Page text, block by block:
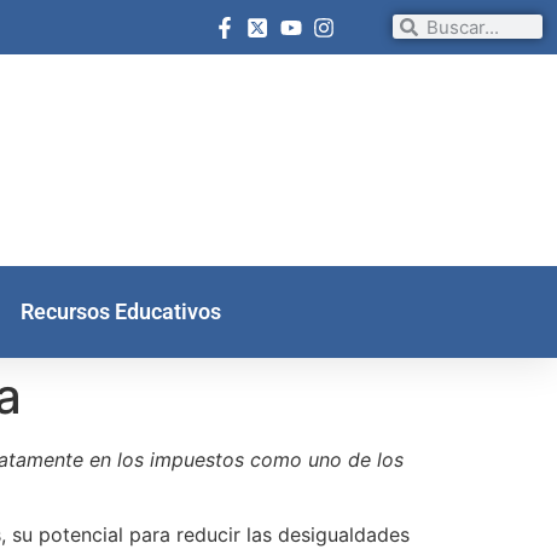
Recursos Educativos
en los impuestos como uno de los
potencial para reducir las desigualdades